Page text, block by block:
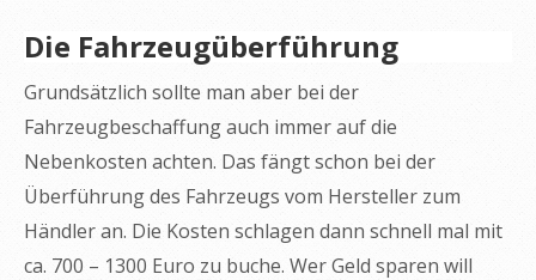
Die Fahrzeugüberführung
Grundsätzlich sollte man aber bei der
Fahrzeugbeschaffung auch immer auf die
Nebenkosten achten. Das fängt schon bei der
Überführung des Fahrzeugs vom Hersteller zum
Händler an. Die Kosten schlagen dann schnell mal mit
ca. 700 – 1300 Euro zu buche. Wer Geld sparen will